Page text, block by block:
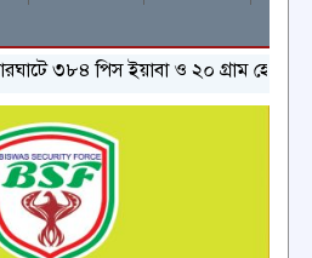
পিস ইয়াবা ও ২০ গ্রাম হেরোইনসহ একজন